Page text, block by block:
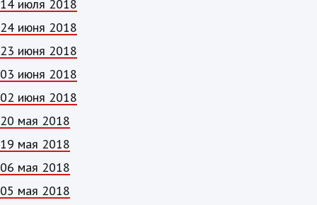
14 июля 2018
24 июня 2018
23 июня 2018
03 июня 2018
02 июня 2018
20 мая 2018
19 мая 2018
06 мая 2018
05 мая 2018